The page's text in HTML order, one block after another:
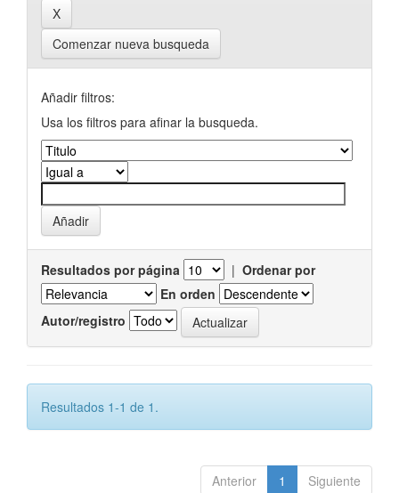
Comenzar nueva busqueda
Añadir filtros:
Usa los filtros para afinar la busqueda.
Resultados por página | Ordenar por
En orden
Autor/registro
Resultados 1-1 de 1.
Anterior 1 Siguiente